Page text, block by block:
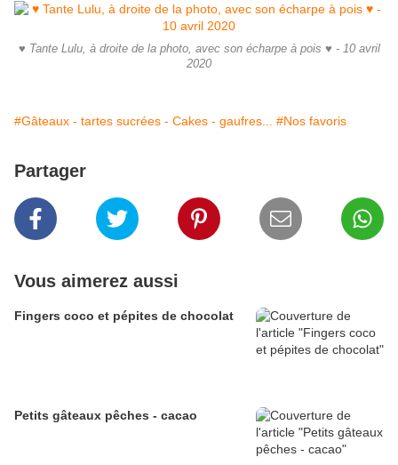
♥ Tante Lulu, à droite de la photo, avec son écharpe à pois ♥ - 10 avril
2020
#Gâteaux - tartes sucrées - Cakes - gaufres... #Nos favoris
Partager
Vous aimerez aussi
Fingers coco et pépites de chocolat
Petits gâteaux pêches - cacao